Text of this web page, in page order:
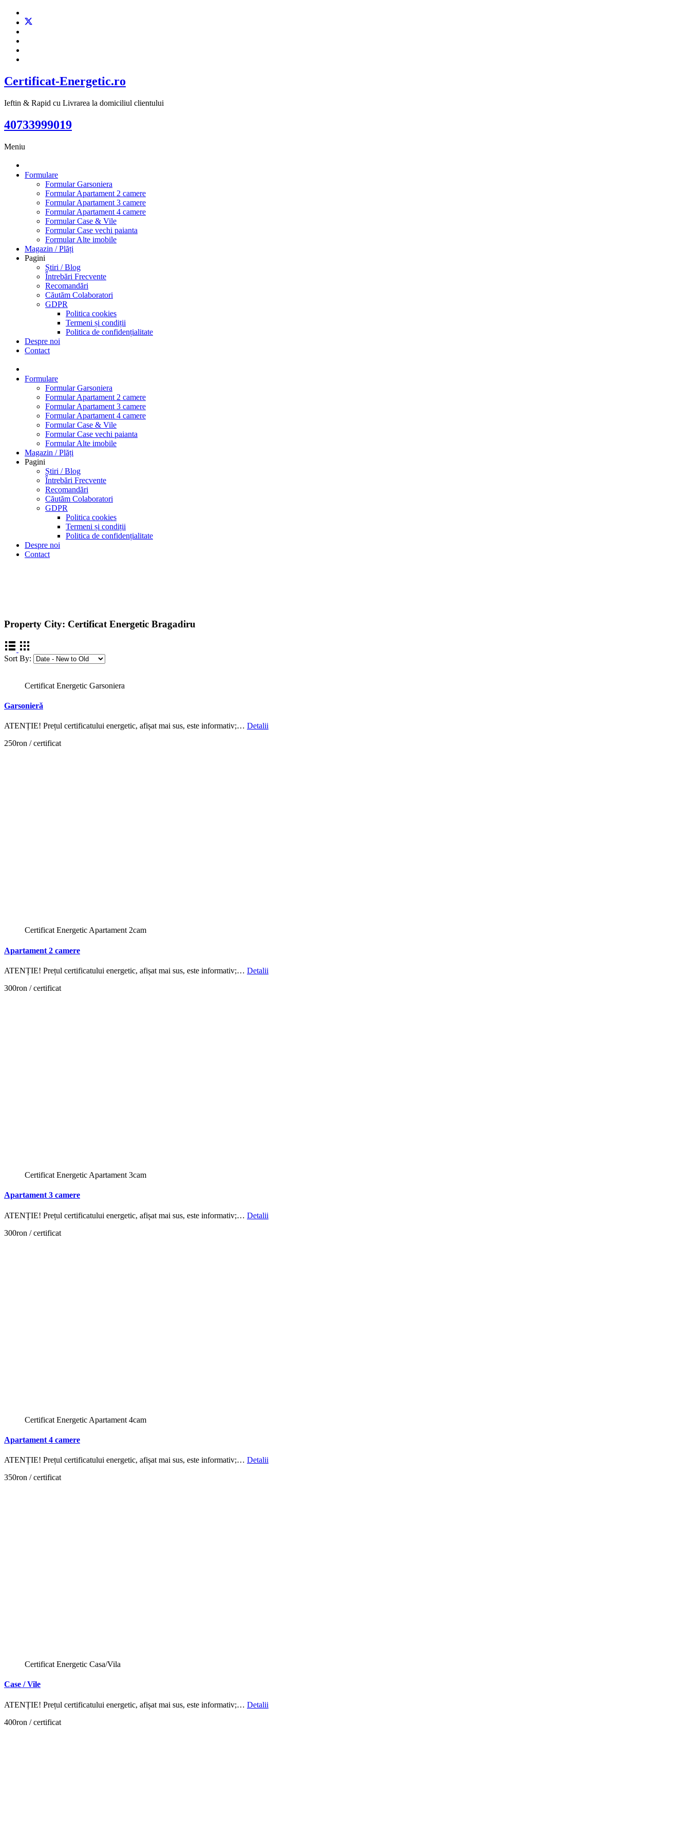
Certificat-Energetic.ro
Ieftin & Rapid cu Livrarea la domiciliul clientului
40733999019
Meniu
Formulare
Formular Garsoniera
Formular Apartament 2 camere
Formular Apartament 3 camere
Formular Apartament 4 camere
Formular Case & Vile
Formular Case vechi paianta
Formular Alte imobile
Magazin / Plăți
Pagini
Știri / Blog
Întrebări Frecvente
Recomandări
Căutăm Colaboratori
GDPR
Politica cookies
Termeni și condiții
Politica de confidențialitate
Despre noi
Contact
Formulare
Formular Garsoniera
Formular Apartament 2 camere
Formular Apartament 3 camere
Formular Apartament 4 camere
Formular Case & Vile
Formular Case vechi paianta
Formular Alte imobile
Magazin / Plăți
Pagini
Știri / Blog
Întrebări Frecvente
Recomandări
Căutăm Colaboratori
GDPR
Politica cookies
Termeni și condiții
Politica de confidențialitate
Despre noi
Contact
Property City: Certificat Energetic Bragadiru
Sort By:
Certificat Energetic Garsoniera
Garsonieră
ATENȚIE! Prețul certificatului energetic, afișat mai sus, este informativ;… Detalii
250ron / certificat
Certificat Energetic Apartament 2cam
Apartament 2 camere
ATENȚIE! Prețul certificatului energetic, afișat mai sus, este informativ;… Detalii
300ron / certificat
Certificat Energetic Apartament 3cam
Apartament 3 camere
ATENȚIE! Prețul certificatului energetic, afișat mai sus, este informativ;… Detalii
300ron / certificat
Certificat Energetic Apartament 4cam
Apartament 4 camere
ATENȚIE! Prețul certificatului energetic, afișat mai sus, este informativ;… Detalii
350ron / certificat
Certificat Energetic Casa/Vila
Case / Vile
ATENȚIE! Prețul certificatului energetic, afișat mai sus, este informativ;… Detalii
400ron / certificat